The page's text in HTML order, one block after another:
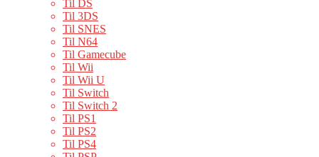
Til DS
Til 3DS
Til SNES
Til N64
Til Gamecube
Til Wii
Til Wii U
Til Switch
Til Switch 2
Til PS1
Til PS2
Til PS4